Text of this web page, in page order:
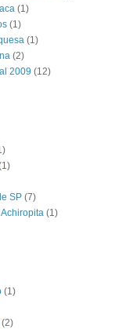
(1)
(1)
(1)
(2)
2009 (12)
SP (7)
(1)
(1)
(2)